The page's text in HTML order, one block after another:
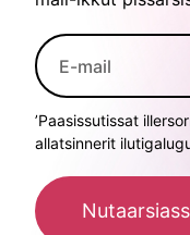
’Paasissutissat
allatsinnerit